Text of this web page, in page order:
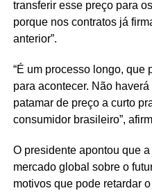
transferir esse preço para
porque nos contratos já
anterior”.
“É um processo longo, que
para acontecer. Não
patamar de preço a curto
consumidor brasileiro”,
O presidente apontou que
mercado global sobre o
motivos que pode retardar